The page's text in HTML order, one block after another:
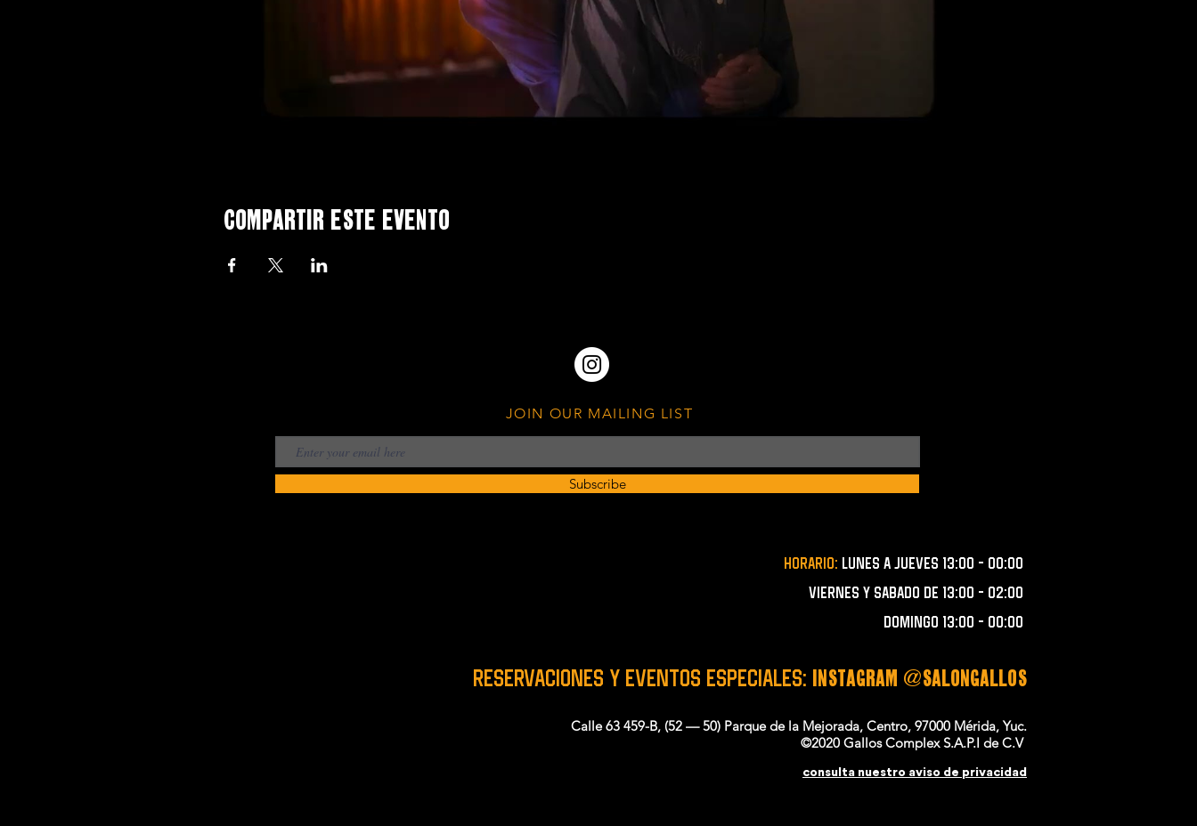
Compartir este evento
JOIN OUR MAILING LIST
Subscribe
Horario: lunes a JUEVES 13:00 - 00:00
VIERNES Y SABADO de 13:00 - 02:00
domingo 13:00 - 00:00
RESERVACIONES y EVENTOS ESPECIALES: instagram @salongallos
Calle 63 459-B, (52 — 50) Parque de la Mejorada, Centro, 97000 Mérida, Yuc.
©2020 Gallos Complex S.A.P.I de C.V
consulta nuestro aviso de privacidad